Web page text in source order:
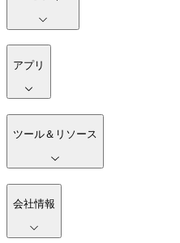
アプリ
ツール＆リソース
会社情報